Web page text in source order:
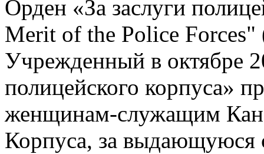
Орден «За заслуги
Merit of the Police Forces"
Учрежденный в октябре
полицейского корпуса»
женщинам-служащим
Корпуса, за выдающуюся